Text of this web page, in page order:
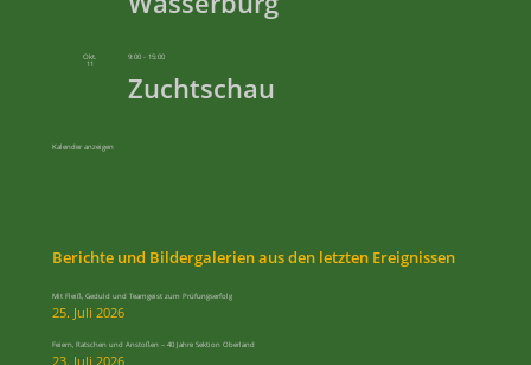
Okt.
11
9:00 -15:00
Zuchtschau
Kalender anzeigen
Berichte und Bildergalerien aus den letzten Ereignissen
Mit Fleiß, Geduld und Teamgeist zum Prüfungserfolg
25. Juli 2026
Feiern, Ratschen und Anstoßen – 40 Jahre Sektion Oberland
23. Juli 2026